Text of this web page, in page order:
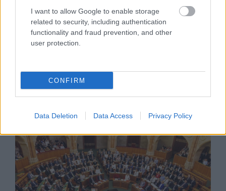
I want to allow Google to enable storage
related to security, including authentication
functionality and fraud prevention, and other
user protection.
CONFIRM
Data Deletion Data Access Privacy Policy
CZUNYINÉ HARCA A GMAIL ÉS AZ ÖNKÉNY
ELLEN - LETILTOTTA A GOOGLE A VÉDVONAL
LEVELEZŐ FIÓKJÁT
Nem vicc! A Fidesz maradéka tényleg egy ingyenes e-